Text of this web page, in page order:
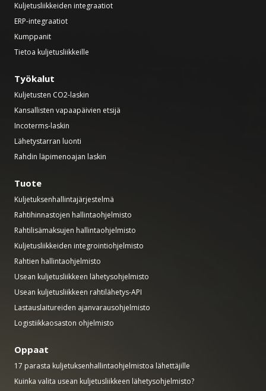
Kuljetusliikkeiden integraatiot
ERP-integraatiot
Kumppanit
Tietoa kuljetusliikkeille
Työkalut
Kuljetusten CO2-laskin
Kansallisten vapaapäivien etsijä
Incoterms-laskin
Lähetystarran luonti
Rahdin läpimenoajan laskin
Tuote
Kuljetuksenhallintajärjestelmä
Rahtihinnastojen hallintaohjelmisto
Rahtilisämaksujen hallintaohjelmisto
Kuljetusliikkeiden integrointiohjelmisto
Rahtien hallintaohjelmisto
Usean kuljetusliikkeen lähetysohjelmisto
Usean kuljetusliikkeen rahtilähetys-API
Lastauslaitureiden ajanvarausohjelmisto
Logistiikkaosaston ohjelmisto
Oppaat
17 parasta kuljetuksenhallintaohjelmistoa lähettäjille
Kuinka valita usean kuljetusliikkeen lähetysohjelmisto?